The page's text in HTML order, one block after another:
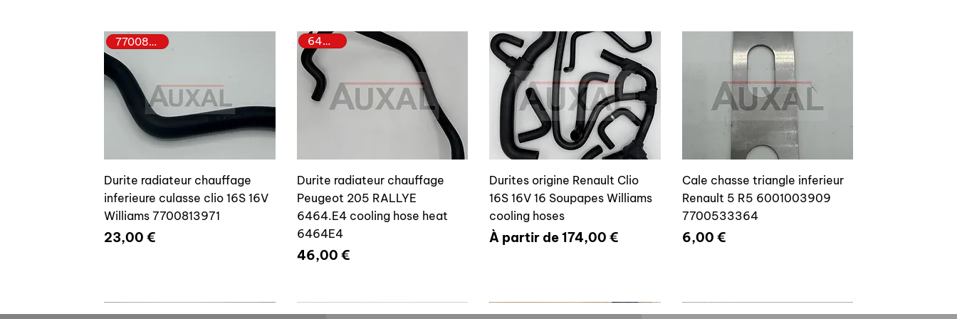
7700813971
Durite radiateur chauffage
inferieure culasse clio 16S 16V
Williams 7700813971
Prix
23,00 €
6464E4
Durite radiateur chauffage
Peugeot 205 RALLYE
6464.E4 cooling hose heat
6464E4
Prix
46,00 €
Durites origine Renault Clio
16S 16V 16 Soupapes Williams
cooling hoses
À partir de174,00 €
Prix promotionnel
Cale chasse triangle inferieur
Renault 5 R5 6001003909
7700533364
Prix
6,00 €
7700804635 7700804636 6464E4